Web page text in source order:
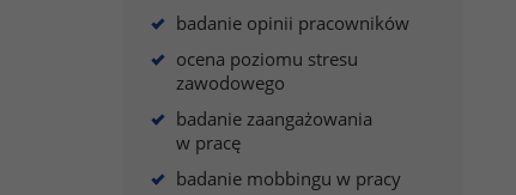
badanie opinii pracowników
ocena poziomu stresu
zawodowego
badanie zaangażowania
w pracę
badanie mobbingu w pracy